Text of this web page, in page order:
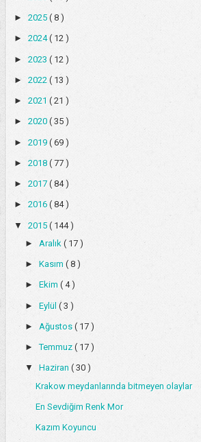
► 2025 ( 8 )
► 2024( 12 )
► 2023 ( 12 )
► 2022 ( 13 )
► 2021 ( 21 )
► 2020 ( 35 )
► 2019 ( 69 )
► 2018 ( 77 )
► 2017 ( 84 )
► 2016 ( 84 )
▼ 2015 ( 144 )
► Aralık ( 17 )
► Kasım ( 8 )
► Ekim ( 4 )
► Eylül ( 3 )
► Ağustos ( 17 )
►Temmuz ( 17 )
▼ Haziran ( 30 )
Krakow meydanlarında bitmeyen olaylar
En Sevdiğim Renk Mor
Kazım Koyuncu